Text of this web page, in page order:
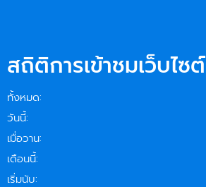
สถิติการเข้าชมเว็บไซต์
ทั้งหมด:
วันนี้:
เมื่อวาน:
เดือนนี้:
เริ่มนับ: